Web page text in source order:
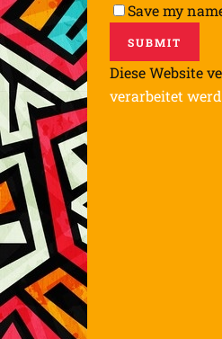
Save my
Diese Website
verarbeitet